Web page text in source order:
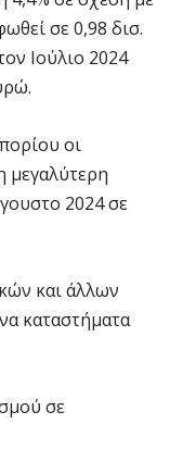
σε 0,98 δισ.
Ιούλιο 2024
οι
μεγαλύτερη
2024 σε
και άλλων
καταστήματα
σε